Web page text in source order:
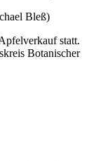
Bleß)
statt.
Botanischer